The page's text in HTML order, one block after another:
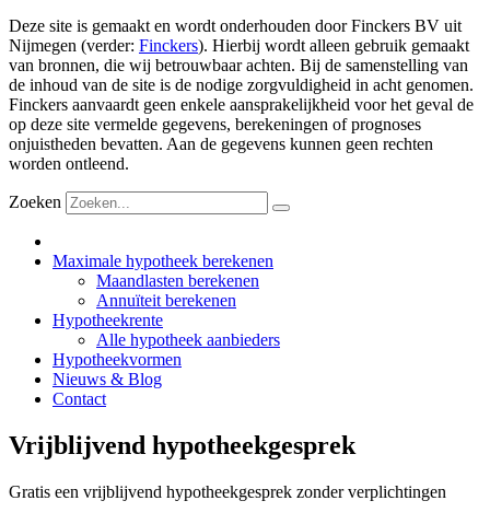
Deze site is gemaakt en wordt onderhouden door Finckers BV uit
Nijmegen (verder: Finckers). Hierbij wordt alleen gebruik gemaakt
van bronnen, die wij betrouwbaar achten. Bij de samenstelling van
de inhoud van de site is de nodige zorgvuldigheid in acht genomen.
Finckers aanvaardt geen enkele aansprakelijkheid voor het geval de
op deze site vermelde gegevens, berekeningen of prognoses
onjuistheden bevatten. Aan de gegevens kunnen geen rechten
worden ontleend.
Zoeken
Maximale hypotheek berekenen
Maandlasten berekenen
Annuïteit berekenen
Hypotheekrente
Alle hypotheek aanbieders
Hypotheekvormen
Nieuws & Blog
Contact
Vrijblijvend hypotheekgesprek
Gratis een vrijblijvend hypotheekgesprek zonder verplichtingen